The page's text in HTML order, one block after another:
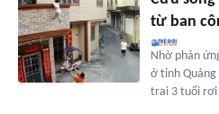
từ ban
Nhờ phản
ở tỉnh
trai 3 tuổi rơi